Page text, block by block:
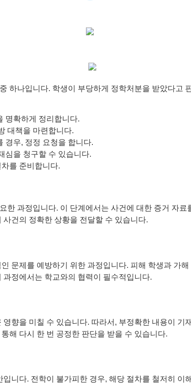
하나입니다. 학생이 부당하게 정학처분을 받았다고
명확하게 정리합니다.
대책을 마련합니다.
경우, 정정 요청을 합니다.
심을 청구할 수 있습니다.
를 준비합니다.
한 과정입니다. 이 단계에서는 사건에 대한 증거 자
건의 정확한 상황을 전달할 수 있습니다.
문제를 예방하기 위한 과정입니다. 피해 학생과 가
정에서는 학교와의 협력이 필수적입니다.
향을 미칠 수 있습니다. 따라서, 부정확한 내용이
해 다시 한 번 공정한 판단을 받을 수 있습니다.
니다. 전학이 불가피한 경우, 해당 절차를 철저히